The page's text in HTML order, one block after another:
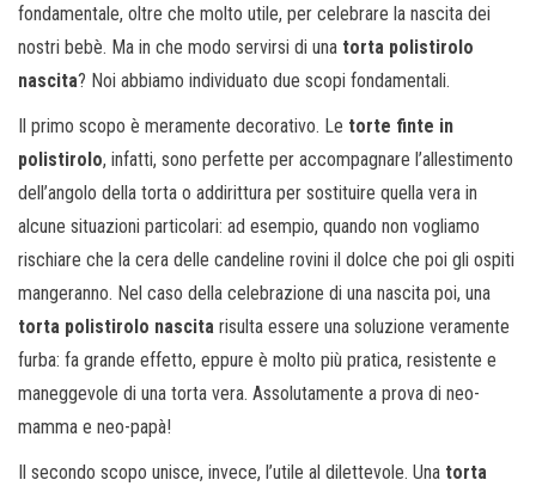
fondamentale, oltre che molto utile, per celebrare la nascita dei
nostri bebè. Ma in che modo servirsi di una torta polistirolo
nascita? Noi abbiamo individuato due scopi fondamentali.
Il primo scopo è meramente decorativo. Le torte finte in
polistirolo, infatti, sono perfette per accompagnare l’allestimento
dell’angolo della torta o addirittura per sostituire quella vera in
alcune situazioni particolari: ad esempio, quando non vogliamo
rischiare che la cera delle candeline rovini il dolce che poi gli ospiti
mangeranno. Nel caso della celebrazione di una nascita poi, una
torta polistirolo nascita risulta essere una soluzione veramente
furba: fa grande effetto, eppure è molto più pratica, resistente e
maneggevole di una torta vera. Assolutamente a prova di neo-
mamma e neo-papà!
Il secondo scopo unisce, invece, l’utile al dilettevole. Una torta